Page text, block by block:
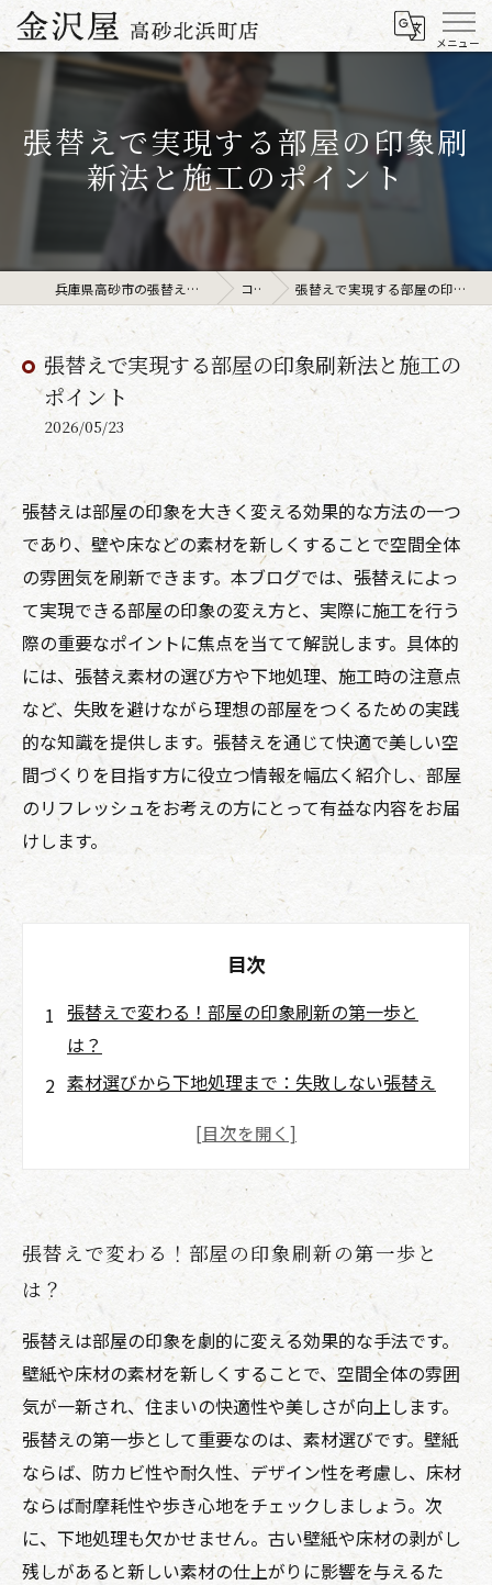
張替えで実現する部屋の印象刷
新法と施工のポイント
兵庫県高砂市の張替えなら金沢屋高砂北浜町店 コラム 張替えで実現する部屋の印象刷新法と施工のポイント
張替えで実現する部屋の印象刷新法と施工の
ポイント
2026/05/23
張替えは部屋の印象を大きく変える効果的な方法の一つ
であり、壁や床などの素材を新しくすることで空間全体
の雰囲気を刷新できます。本ブログでは、張替えによっ
て実現できる部屋の印象の変え方と、実際に施工を行う
際の重要なポイントに焦点を当てて解説します。具体的
には、張替え素材の選び方や下地処理、施工時の注意点
など、失敗を避けながら理想の部屋をつくるための実践
的な知識を提供します。張替えを通じて快適で美しい空
間づくりを目指す方に役立つ情報を幅広く紹介し、部屋
のリフレッシュをお考えの方にとって有益な内容をお届
けします。
目次
張替えで変わる！部屋の印象刷新の第一歩と
は？
素材選びから下地処理まで：失敗しない張替え
施工時の注意点を押さえて理想の空間を実現す
る方法
実際に張替えを経験した人が語る、施工後の驚
きと満足感
張替えで生まれ変わった部屋で快適な暮らしを
手に入れるまでのストーリー
張替え素材の選び方：最新トレンドとおすすめ
ポイント紹介
理想の部屋作りに欠かせない施工のポイントま
とめ
張替えで変わる！部屋の印象刷新の第一歩と
は？
張替えは部屋の印象を劇的に変える効果的な手法です。
壁紙や床材の素材を新しくすることで、空間全体の雰囲
気が一新され、住まいの快適性や美しさが向上します。
張替えの第一歩として重要なのは、素材選びです。壁紙
ならば、防カビ性や耐久性、デザイン性を考慮し、床材
ならば耐摩耗性や歩き心地をチェックしましょう。次
に、下地処理も欠かせません。古い壁紙や床材の剥がし
残しがあると新しい素材の仕上がりに影響を与えるた